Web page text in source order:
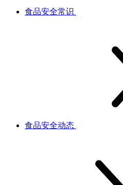
食品安全常识
食品安全动态